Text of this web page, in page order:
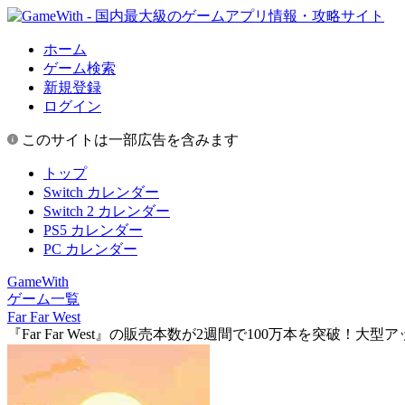
ホーム
ゲーム検索
新規登録
ログイン
このサイトは一部広告を含みます
トップ
Switch カレンダー
Switch 2 カレンダー
PS5 カレンダー
PC カレンダー
GameWith
ゲーム一覧
Far Far West
『Far Far West』の販売本数が2週間で100万本を突破！大型ア